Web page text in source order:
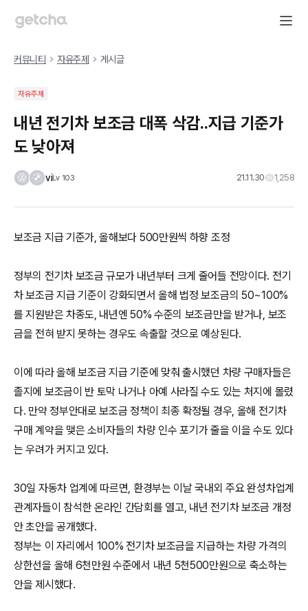
커뮤니티 자유주제 게시글
자유주제
내년 전기차 보조금 대폭 삭감..지급 기준가
도 낮아져
viLv 103 21.11.30 1,258
보조금 지급 기준가, 올해보다 500만원씩 하향 조정
정부의 전기차 보조금 규모가 내년부터 크게 줄어들 전망이다. 전기
차 보조금 지급 기준이 강화되면서 올해 법정 보조금의 50~100%
를 지원받은 차종도, 내년엔 50% 수준의 보조금만을 받거나, 보조
금을 전혀 받지 못하는 경우도 속출할 것으로 예상된다.
이에 따라 올해 보조금 지급 기준에 맞춰 출시했던 차량 구매자들은
졸지에 보조금이 반 토막 나거나 아예 사라질 수도 있는 처지에 몰렸
다. 만약 정부안대로 보조금 정책이 최종 확정될 경우, 올해 전기차
구매 계약을 맺은 소비자들의 차량 인수 포기가 줄을 이을 수도 있다
는 우려가 커지고 있다.
30일 자동차 업계에 따르면, 환경부는 이날 국내외 주요 완성차업계
관계자들이 참석한 온라인 간담회를 열고, 내년 전기차 보조금 개정
안 초안을 공개했다.
정부는 이 자리에서 100% 전기차 보조금을 지급하는 차량 가격의
상한선을 올해 6천만원 수준에서 내년 5천500만원으로 축소하는
안을 제시했다.